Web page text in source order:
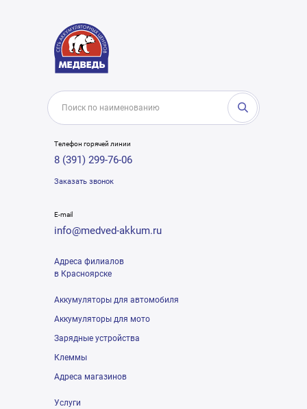
Телефон горячей линии
8 (391) 299-76-06
Заказать звонок
E-mail
info@medved-akkum.ru
Адреса филиалов
в Красноярске
Аккумуляторы для автомобиля
Аккумуляторы для мото
Зарядные устройства
Клеммы
Адреса магазинов
Услуги